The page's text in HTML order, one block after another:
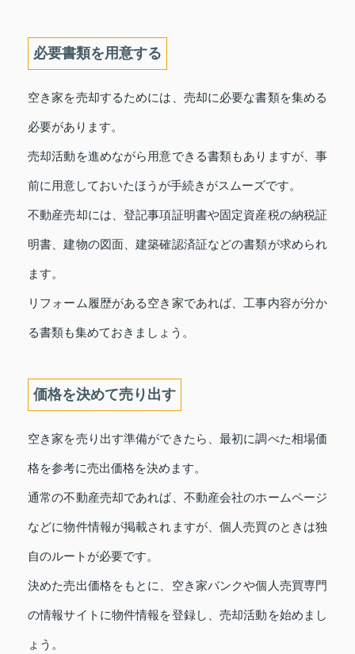
必要書類を用意する
空き家を売却するためには、売却に必要な書類を集める
必要があります。
売却活動を進めながら用意できる書類もありますが、事
前に用意しておいたほうが手続きがスムーズです。
不動産売却には、登記事項証明書や固定資産税の納税証
明書、建物の図面、建築確認済証などの書類が求められ
ます。
リフォーム履歴がある空き家であれば、工事内容が分か
る書類も集めておきましょう。
価格を決めて売り出す
空き家を売り出す準備ができたら、最初に調べた相場価
格を参考に売出価格を決めます。
通常の不動産売却であれば、不動産会社のホームページ
などに物件情報が掲載されますが、個人売買のときは独
自のルートが必要です。
決めた売出価格をもとに、空き家バンクや個人売買専門
の情報サイトに物件情報を登録し、売却活動を始めまし
ょう。